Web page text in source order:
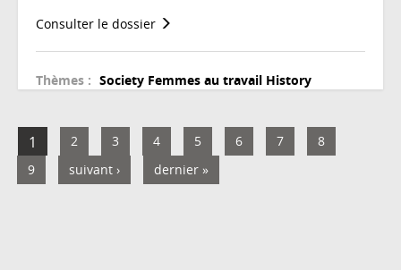
Consulter le dossier
Thèmes : Society Femmes au travail History
1 2 3 4 5 6 7
8
9
suivant › dernier »